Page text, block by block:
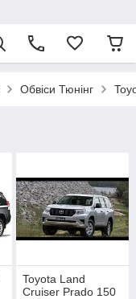
Обвіси Тюнінг
Toyota Land
Cruiser Prado 150